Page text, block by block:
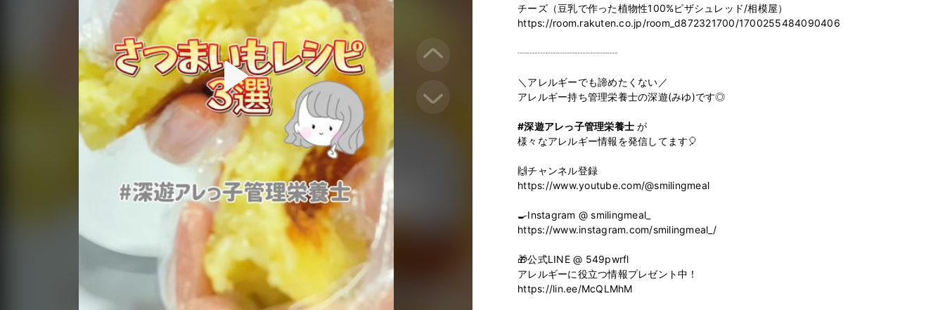
チーズ（豆乳で作った植物性100%ピザシュレッド/相模屋）
https://room.rakuten.co.jp/room_d872321700/1700255484090406
┈┈┈┈┈┈┈┈┈┈
＼アレルギーでも諦めたくない／
アレルギー持ち管理栄養士の深遊(みゆ)です◎
#深遊アレっ子管理栄養士 が
様々なアレルギー情報を発信してます🎈
🙌チャンネル登録 ​⁠
https://www.youtube.com/@smilingmeal
🍳Instagram @ smilingmeal_
https://www.instagram.com/smilingmeal_/
🎁公式LINE @ 549pwrfl
アレルギーに役立つ情報プレゼント中！
https://lin.ee/McQLMhM